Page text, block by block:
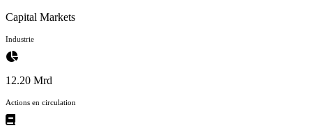
Capital Markets
Industrie
12.20 Mrd
Actions en circulation